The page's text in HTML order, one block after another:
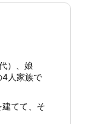
）、娘
4人家族で
てて、そ